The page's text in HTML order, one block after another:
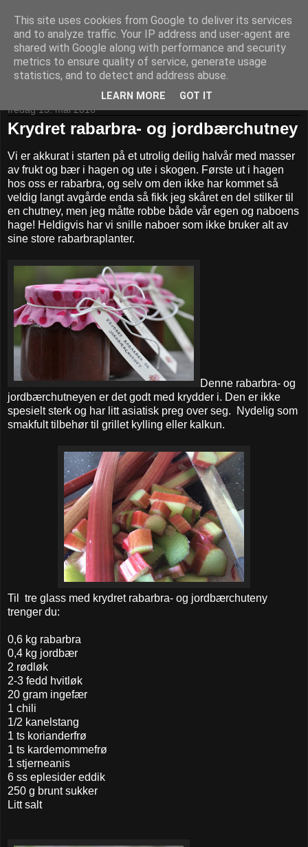
Kom til bords!
fredag 13. mai 2016
Krydret rabarbra- og jordbærchutney
Vi er akkurat i starten på et utrolig deilig halvår med masser
av frukt og bær i hagen og ute i skogen. Første ut i hagen
hos oss er rabarbra, og selv om den ikke har kommet så
veldig langt avgårde enda så fikk jeg skåret en del stilker til
en chutney, men jeg måtte robbe både vår egen og naboens
hage! Heldigvis har vi snille naboer som ikke bruker alt av
sine store rabarbraplanter.
Denne rabarbra- og
jordbærchutneyen er det godt med krydder i. Den er ikke
spesielt sterk og har litt asiatisk preg over seg. Nydelig som
smakfult tilbehør til grillet kylling eller kalkun.
Til tre glass med krydret rabarbra- og jordbærchuteny
trenger du:
0,6 kg rabarbra
0,4 kg jordbær
2 rødløk
2-3 fedd hvitløk
20 gram ingefær
1 chili
1/2 kanelstang
1 ts korianderfrø
1 ts kardemommefrø
1 stjerneanis
6 ss eplesider eddik
250 g brunt sukker
Litt salt
This site uses cookies from Google to deliver its services
and to analyze traffic. Your IP address and user-agent are
shared with Google along with performance and security
metrics to ensure quality of service, generate usage
statistics, and to detect and address abuse.
LEARN MORE GOT IT